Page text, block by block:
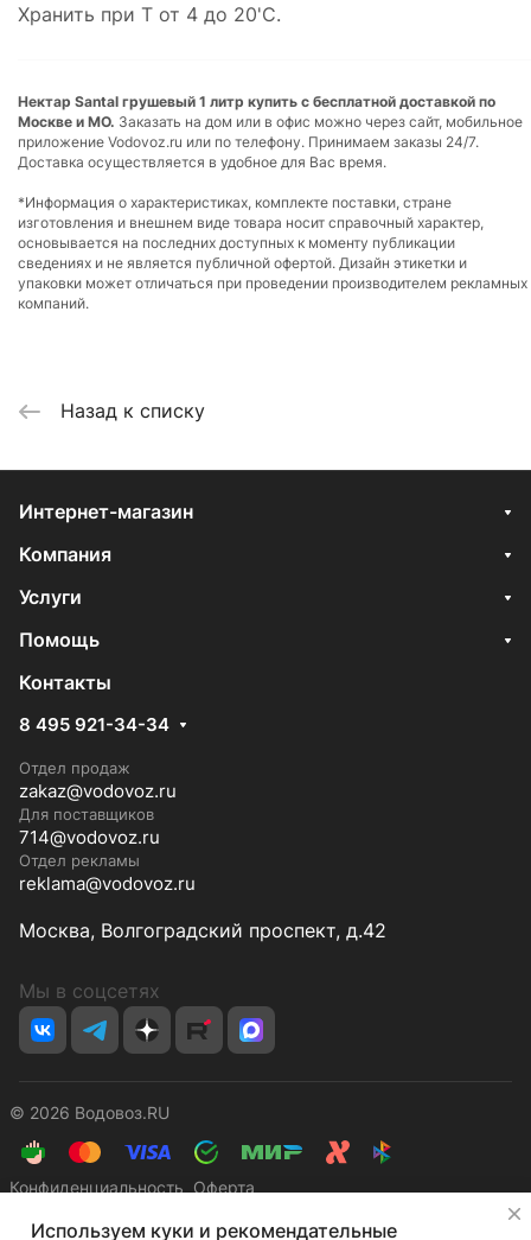
Хранить при Т от 4 до 20'С.
Нектар Santal грушевый 1 литр купить с бесплатной доставкой по
Москве и МО. Заказать на дом или в офис можно через сайт, мобильное
приложение Vodovoz.ru или по телефону. Принимаем заказы 24/7.
Доставка осуществляется в удобное для Вас время.
*Информация о характеристиках, комплекте поставки, стране
изготовления и внешнем виде товара носит справочный характер,
основывается на последних доступных к моменту публикации
сведениях и не является публичной офертой. Дизайн этикетки и
упаковки может отличаться при проведении производителем рекламных
компаний.
Назад к списку
Интернет-магазин
Компания
Услуги
Помощь
Контакты
8 495 921-34-34
Отдел продаж
zakaz@vodovoz.ru
Для поставщиков
714@vodovoz.ru
Отдел рекламы
reklama@vodovoz.ru
Москва, Волгоградский проспект, д.42
Мы в соцсетях
© 2026 Водовоз.RU
Конфиденциальность Оферта
Используем куки и рекомендательные